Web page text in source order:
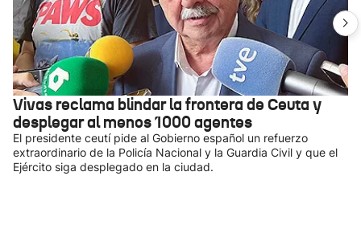
Vivas reclama blindar la frontera de Ceuta y
desplegar al menos 1000 agentes
El presidente ceutí pide al Gobierno español un refuerzo
extraordinario de la Policía Nacional y la Guardia Civil y que el
Ejército siga desplegado en la ciudad.